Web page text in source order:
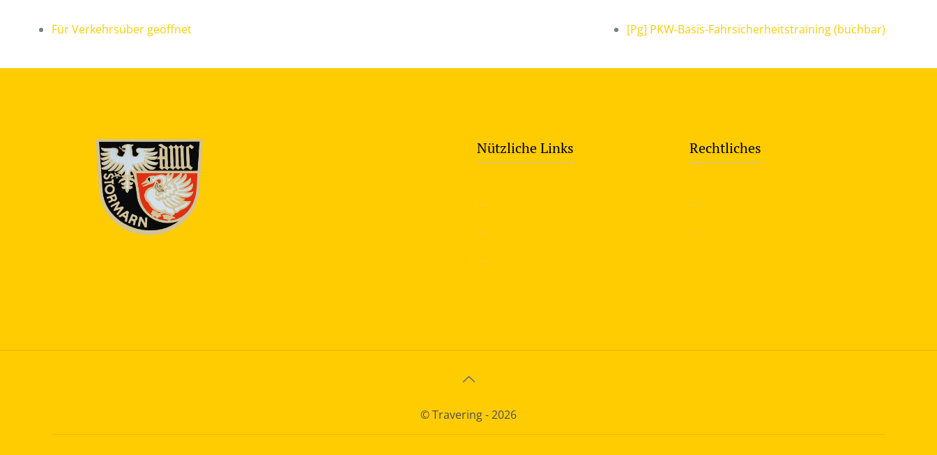
Für Verkehrsüber geöffnet [Pg] PKW-Basis-Fahrsicherheitstraining (buchbar)
Nützliche Links
—
—
—
Rechtliches
—
—
© Travering - 2026